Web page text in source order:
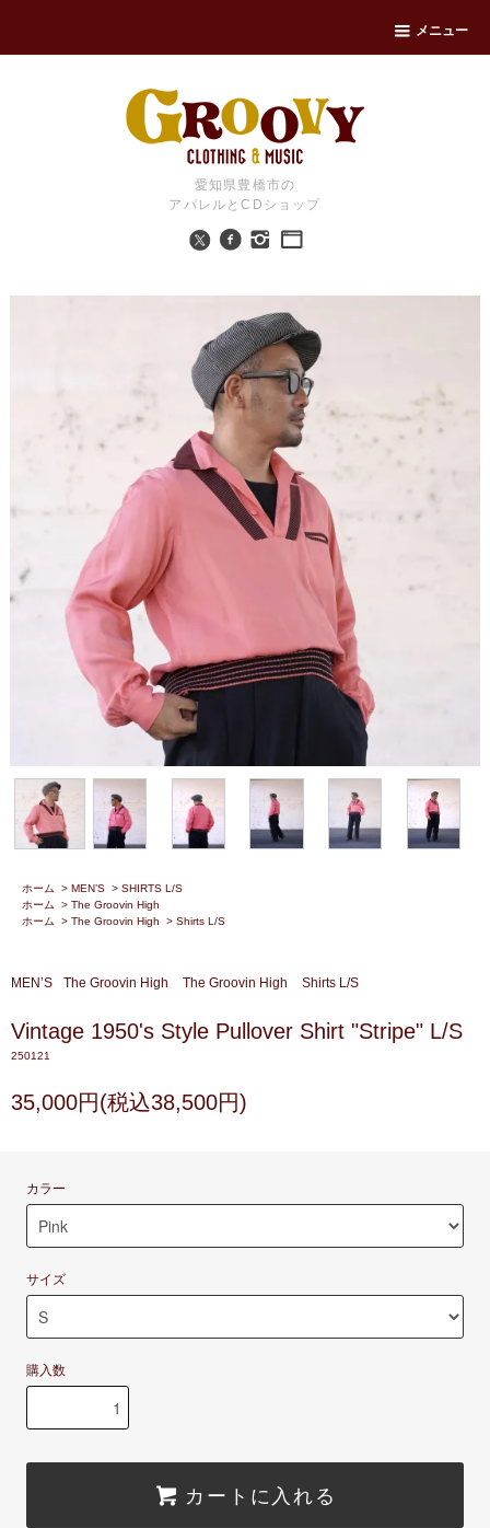
メニュー
愛知県豊橋市の
アパレルとCDショップ
ホーム > MEN’S > SHIRTS L/S
ホーム
> The Groovin High
ホーム
> The Groovin High > Shirts L/S
MEN’S The Groovin High The Groovin High Shirts L/S
Vintage 1950's Style Pullover Shirt "Stripe" L/S
250121
35,000円(税込38,500円)
カラー
サイズ
購入数
カートに入れる